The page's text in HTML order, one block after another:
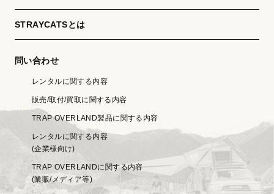
STRAYCATSとは
問い合わせ
レンタルに関する内容
販売/取付/買取に関する内容
TRAP OVERLAND製品に関する内容
レンタルに関する内容
(企業様向け)
TRAP OVERLANDに関する内容
(業販/メディア等)